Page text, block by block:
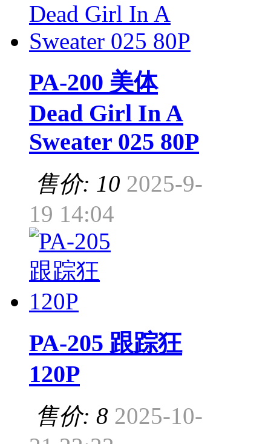
PA-200 美体
Dead Girl In A
Sweater 025 80P
售价: 10 2025-9-
19 14:04
PA-205 跟踪狂
120P
售价: 8 2025-10-